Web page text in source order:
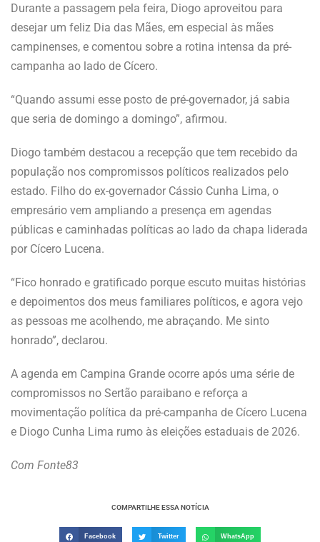
Durante a passagem pela feira, Diogo aproveitou para
desejar um feliz Dia das Mães, em especial às mães
campinenses, e comentou sobre a rotina intensa da pré-
campanha ao lado de Cícero.
“Quando assumi esse posto de pré-governador, já sabia
que seria de domingo a domingo”, afirmou.
Diogo também destacou a recepção que tem recebido da
população nos compromissos políticos realizados pelo
estado. Filho do ex-governador Cássio Cunha Lima, o
empresário vem ampliando a presença em agendas
públicas e caminhadas políticas ao lado da chapa liderada
por Cícero Lucena.
“Fico honrado e gratificado porque escuto muitas histórias
e depoimentos dos meus familiares políticos, e agora vejo
as pessoas me acolhendo, me abraçando. Me sinto
honrado”, declarou.
A agenda em Campina Grande ocorre após uma série de
compromissos no Sertão paraibano e reforça a
movimentação política da pré-campanha de Cícero Lucena
e Diogo Cunha Lima rumo às eleições estaduais de 2026.
Com Fonte83
COMPARTILHE ESSA NOTÍCIA
Facebook Twitter WhatsApp